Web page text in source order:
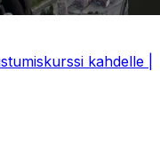
kahdelle |